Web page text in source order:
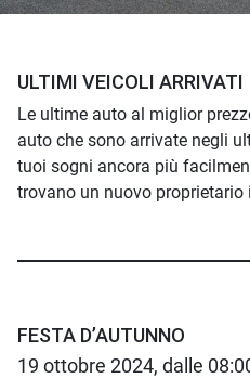
ULTIMI VEICOLI ARRIVATI
Le ultime auto al miglior
auto che sono arrivate negli
tuoi sogni ancora più
trovano un nuovo
FESTA D’AUTUNNO
19 ottobre 2024, dalle